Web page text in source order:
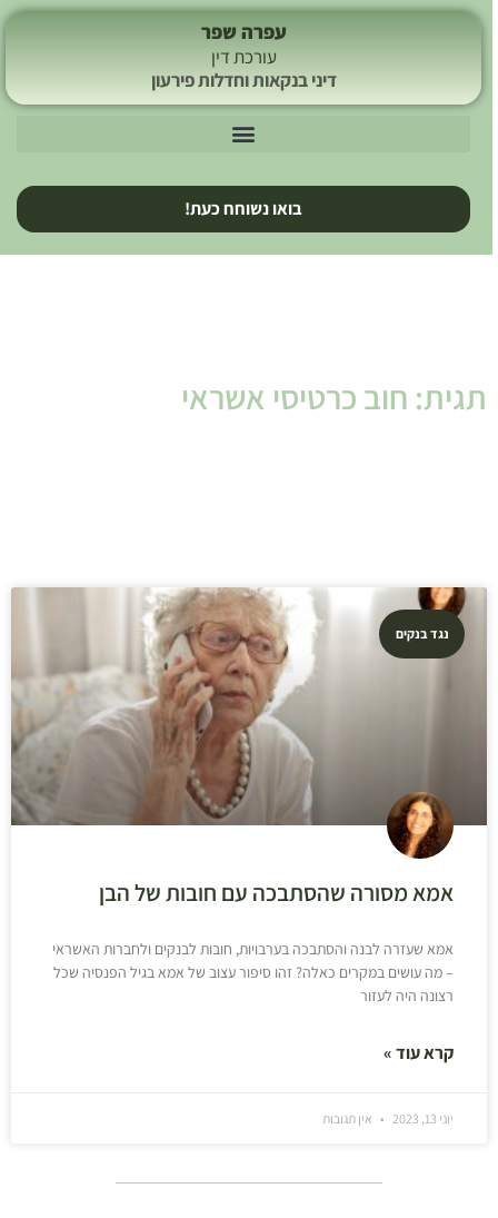
עפרה שפר
עורכת דין
דיני בנקאות וחדלות פירעון
בואו נשוחח כעת!
תגית: חוב כרטיסי אשראי
נגד בנקים
אמא מסורה שהסתבכה עם חובות של הבן
אמא שעזרה לבנה והסתבכה בערבויות, חובות לבנקים ולחברות האשראי
– מה עושים במקרים כאלה? זהו סיפור עצוב של אמא בגיל הפנסיה שכל
רצונה היה לעזור
קרא עוד »
יוני 13, 2023 אין תגובות